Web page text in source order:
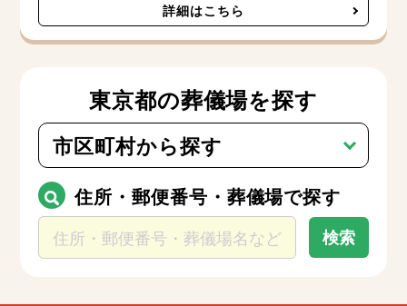
詳細はこちら
東京都の葬儀場を探す
市区町村から探す
千代田区
中央区
港区
新宿区
文京区
住所・郵便番号・葬儀場で探す
検索